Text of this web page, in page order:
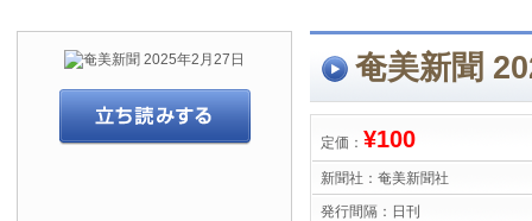
奄美新聞
定価： ¥100
新聞社： 奄美新聞社
発行間隔： 日刊